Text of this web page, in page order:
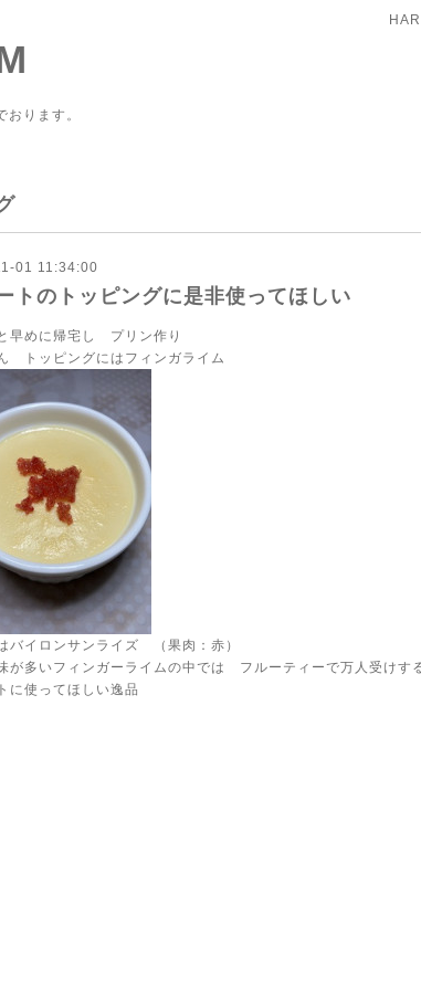
ります。
01 11:34:00
トのトッピングに是非使ってほしい
早めに帰宅し プリン作り
トッピングにはフィンガライム
バイロンサンライズ （果肉：赤）
が多いフィンガーライムの中では フルーティーで万人受けす
に使ってほしい逸品